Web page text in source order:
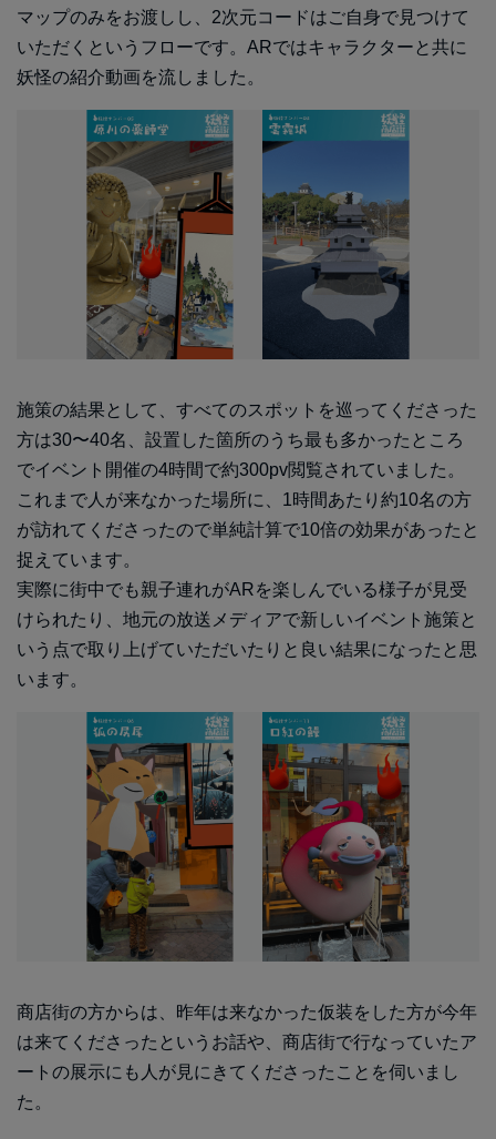
マップのみをお渡しし、2次元コードはご自身で見つけて
いただくというフローです。ARではキャラクターと共に
妖怪の紹介動画を流しました。
施策の結果として、すべてのスポットを巡ってくださった
方は30〜40名、設置した箇所のうち最も多かったところ
でイベント開催の4時間で約300pv閲覧されていました。
これまで人が来なかった場所に、1時間あたり約10名の方
が訪れてくださったので単純計算で10倍の効果があったと
捉えています。
実際に街中でも親子連れがARを楽しんでいる様子が見受
けられたり、地元の放送メディアで新しいイベント施策と
いう点で取り上げていただいたりと良い結果になったと思
います。
商店街の方からは、昨年は来なかった仮装をした方が今年
は来てくださったというお話や、商店街で行なっていたア
ートの展示にも人が見にきてくださったことを伺いまし
た。